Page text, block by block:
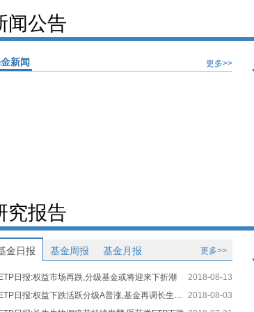
闻公告
更多>>
新闻
究报告
金日报 基金周报 基金月报 更多>>
2018-08-13
日报:权益市场再跌,分级基金或将迎来下折潮
2018-08-03
ETP日报:权益下跌活跃分级A普涨,基金再调长生生物估值